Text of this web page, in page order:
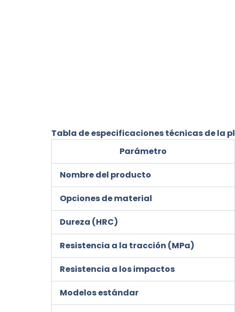
Tabla de especificaciones técnicas de la
Parámetro
Nombre del producto
Opciones de material
Dureza (HRC)
Resistencia a la tracción (MPa)
Resistencia a los impactos
Modelos estándar